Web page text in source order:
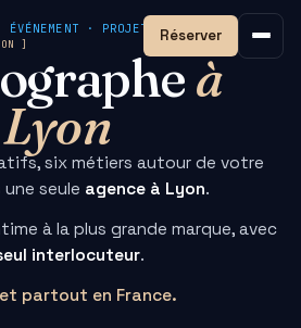
] Réserver
· PROJET SUR MESURE
à
Lyon
six métiers autour de votre
seule agence à Lyon.
à la plus grande marque, avec
interlocuteur.
partout en France.